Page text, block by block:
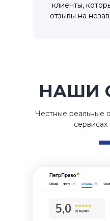
клиенты,
отзывы на
НАШИ
Честные реальные